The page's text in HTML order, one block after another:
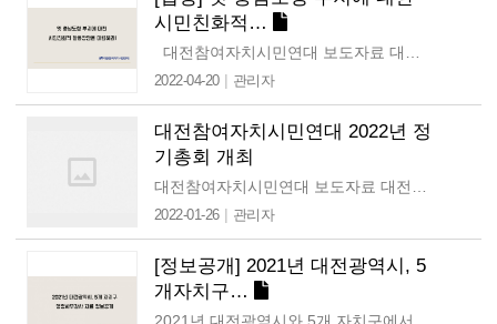
시민친화적…
2022-04-20| 관리자
대전참여자치시민연대 2022년 정
기총회 개최
2022-01-26| 관리자
[정보공개] 2021년 대전광역시, 5
개자치구…